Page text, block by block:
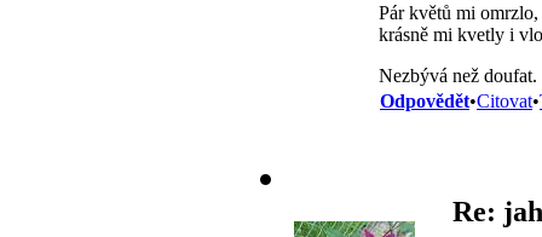
Pár květů mi omrzlo,
krásně mi kvetly i
Nezbývá než doufat.
Odpovědět•Citovat•
Re: